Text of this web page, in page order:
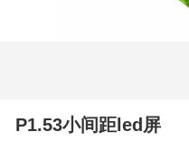
P1.53小间距led屏